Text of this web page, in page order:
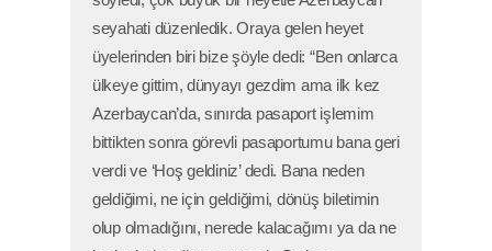
seyahati düzenledik. Oraya gelen heyet
üyelerinden biri bize şöyle dedi: “Ben onlarca
ülkeye gittim, dünyayı gezdim ama ilk kez
Azerbaycan’da, sınırda pasaport işlemim
bittikten sonra görevli pasaportumu bana geri
verdi ve ‘Hoş geldiniz’ dedi. Bana neden
geldiğimi, ne için geldiğimi, dönüş biletimin
olup olmadığını, nerede kalacağımı ya da ne